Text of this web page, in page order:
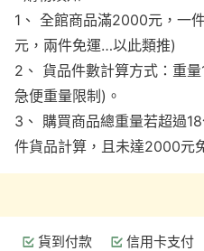
1、 全館商品滿2000元，一
元，兩件免運…以此類推)
2、 貨品件數計算方式：重
急便重量限制)。
3、 購買商品總重量若超過
件貨品計算，且未達2000元
貨到付款 信用卡支付